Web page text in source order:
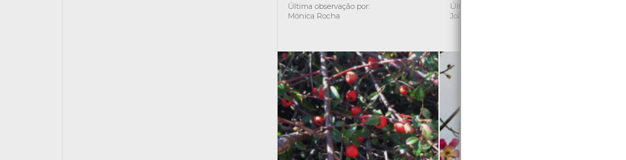
Última observação por:
Mónica Rocha
Última observação por: Maria
João Coelho